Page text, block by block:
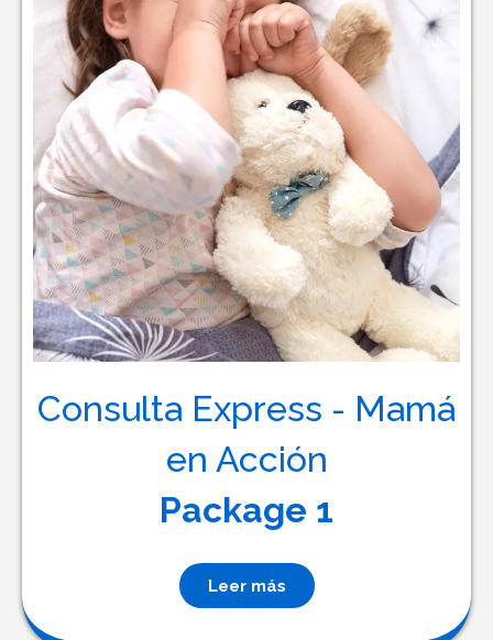
Consulta Express - Mamá
en Acción
Package 1
Leer más